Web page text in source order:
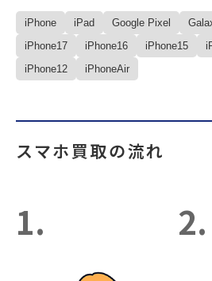
iPhone iPad Google Pixel
iPhone17
iPhone16 iPhone15
iPhone12
iPhoneAir
スマホ買取の流れ
1. 2.